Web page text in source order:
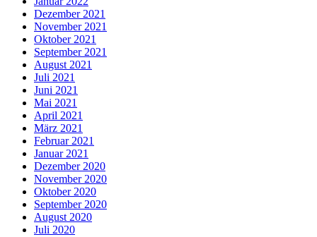
Dezember 2021
November 2021
Oktober 2021
September 2021
August 2021
Juli 2021
Juni 2021
Mai 2021
April 2021
März 2021
Februar 2021
Januar 2021
Dezember 2020
November 2020
Oktober 2020
September 2020
August 2020
Juli 2020